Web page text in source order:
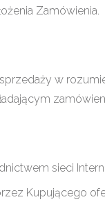
Zamówienia.
w
sieci
Kupującego